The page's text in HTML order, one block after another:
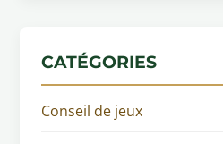
CATÉGORIES
Conseil de jeux